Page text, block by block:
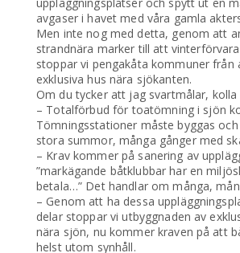
avgaser i havet med våra gamla
Men inte nog med detta, genom att
strandnära marker till att
stoppar vi pengakåta kommuner från
exklusiva hus nära sjökanten.
Om du tycker att jag svartmålar, kolla
– Totalförbud för toatömning i sjön
Tömningsstationer måste byggas
stora summor, många gånger med
– Krav kommer på sanering av
”markägande båtklubbar har en
betala…” Det handlar om många,
– Genom att ha dessa
delar stoppar vi utbyggnaden av
nära sjön, nu kommer kraven på att
helst utom synhåll.